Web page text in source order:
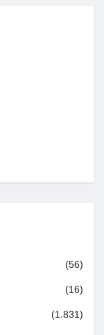
(56)
(16)
(1.831)